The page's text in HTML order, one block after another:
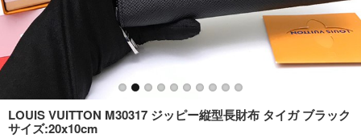
LOUIS VUITTON M30317 ジッピー縦型長財布 タイガ ブラック
サイズ:20x10cm